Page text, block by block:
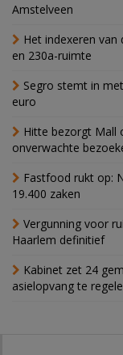
Amstelveen
Het indexeren
en 230a-ruimte
Segro stemt in
euro
Hitte bezorgt Mall
onverwachte
Fastfood rukt op:
19.400 zaken
Vergunning voor
Haarlem definitief
Kabinet zet 24
asielopvang te